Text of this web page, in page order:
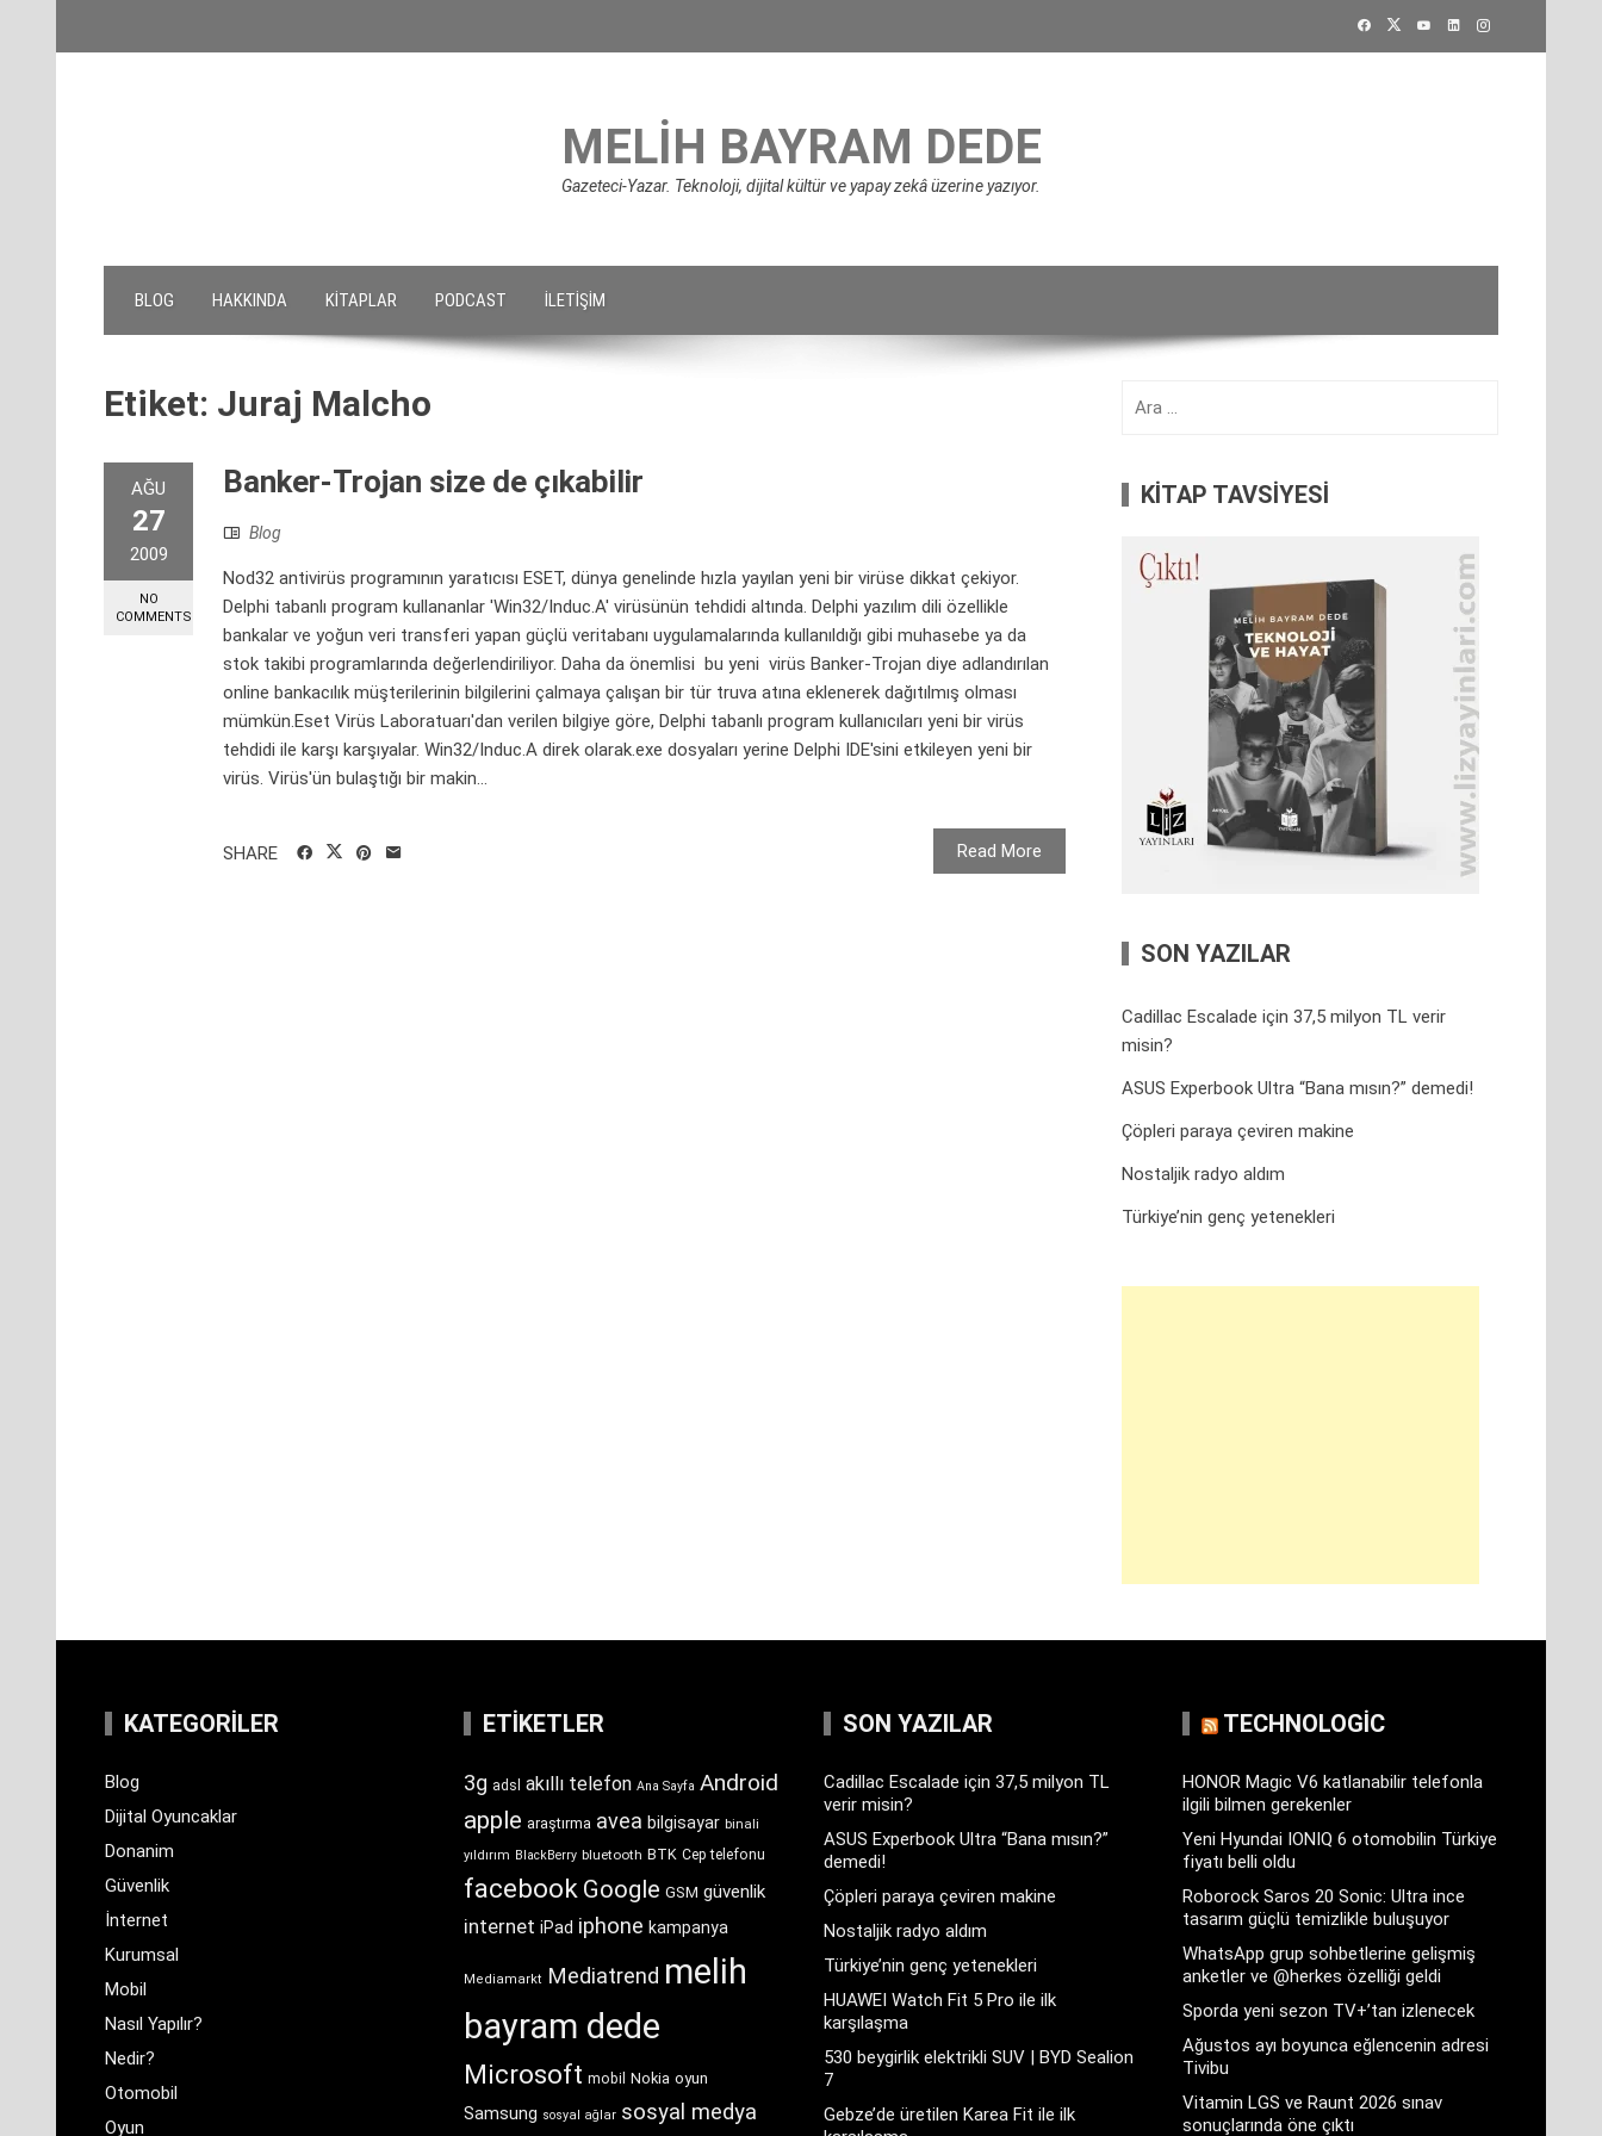
MELIH BAYRAM DEDE
Gazeteci-Yazar. Teknoloji, dijital kültür ve yapay zekâ üzerine yazıyor.
BLOG HAKKINDA KITAPLAR PODCAST İLETIŞIM
Etiket: Juraj Malcho
AĞU
27
2009
NO
COMMENTS
Banker-Trojan size de çıkabilir
Blog
Nod32 antivirüs programının yaratıcısı ESET, dünya genelinde hızla yayılan yeni bir virüse dikkat çekiyor.
Delphi tabanlı program kullananlar 'Win32/Induc.A' virüsünün tehdidi altında. Delphi yazılım dili özellikle
bankalar ve yoğun veri transferi yapan güçlü veritabanı uygulamalarında kullanıldığı gibi muhasebe ya da
stok takibi programlarında değerlendiriliyor. Daha da önemlisi bu yeni virüs Banker-Trojan diye adlandırılan
online bankacılık müşterilerinin bilgilerini çalmaya çalışan bir tür truva atına eklenerek dağıtılmış olması
mümkün.Eset Virüs Laboratuarı'dan verilen bilgiye göre, Delphi tabanlı program kullanıcıları yeni bir virüs
tehdidi ile karşı karşıyalar. Win32/Induc.A direk olarak.exe dosyaları yerine Delphi IDE'sini etkileyen yeni bir
virüs. Virüs'ün bulaştığı bir makin...
Read More
SHARE
KİTAP TAVSİYESİ
SON YAZILAR
Cadillac Escalade için 37,5 milyon TL verir
misin?
ASUS Experbook Ultra “Bana mısın?” demedi!
Çöpleri paraya çeviren makine
Nostaljik radyo aldım
Türkiye’nin genç yetenekleri
KATEGORILER
Blog
Dijital Oyuncaklar
Donanim
Güvenlik
İnternet
Kurumsal
Mobil
Nasıl Yapılır?
Nedir?
Otomobil
Oyun
ETIKETLER
3g adsl akıllı telefon Ana Sayfa Android
apple araştırma avea bilgisayar binali
yıldırım BlackBerry bluetooth BTK Cep telefonu
facebook Google GSM güvenlik
internet iPad iphone kampanya
Mediamarkt Mediatrend melih
bayram dede
Microsoft mobil Nokia oyun
Samsung sosyal ağlar sosyal medya
SON YAZILAR
Cadillac Escalade için 37,5 milyon TL
verir misin?
ASUS Experbook Ultra “Bana mısın?”
demedi!
Çöpleri paraya çeviren makine
Nostaljik radyo aldım
Türkiye’nin genç yetenekleri
HUAWEI Watch Fit 5 Pro ile ilk
karşılaşma
530 beygirlik elektrikli SUV | BYD Sealion
7
Gebze’de üretilen Karea Fit ile ilk
TECHNOLOGIC
HONOR Magic V6 katlanabilir telefonla
ilgili bilmen gerekenler
Yeni Hyundai IONIQ 6 otomobilin Türkiye
fiyatı belli oldu
Roborock Saros 20 Sonic: Ultra ince
tasarım güçlü temizlikle buluşuyor
WhatsApp grup sohbetlerine gelişmiş
anketler ve @herkes özelliği geldi
Sporda yeni sezon TV+’tan izlenecek
Ağustos ayı boyunca eğlencenin adresi
Tivibu
Vitamin LGS ve Raunt 2026 sınav
sonuçlarında öne çıktı